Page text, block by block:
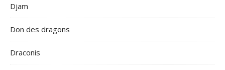
Djam
Don des dragons
Draconis